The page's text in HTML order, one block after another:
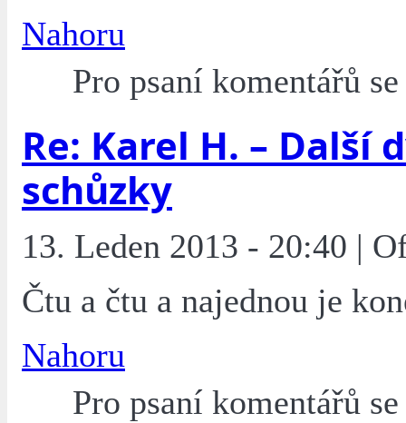
Nahoru
Pro psaní komentářů
Re: Karel H. – Další
schůzky
13. Leden 2013 - 20:40 |
Čtu a čtu a najednou je
Nahoru
Pro psaní komentářů